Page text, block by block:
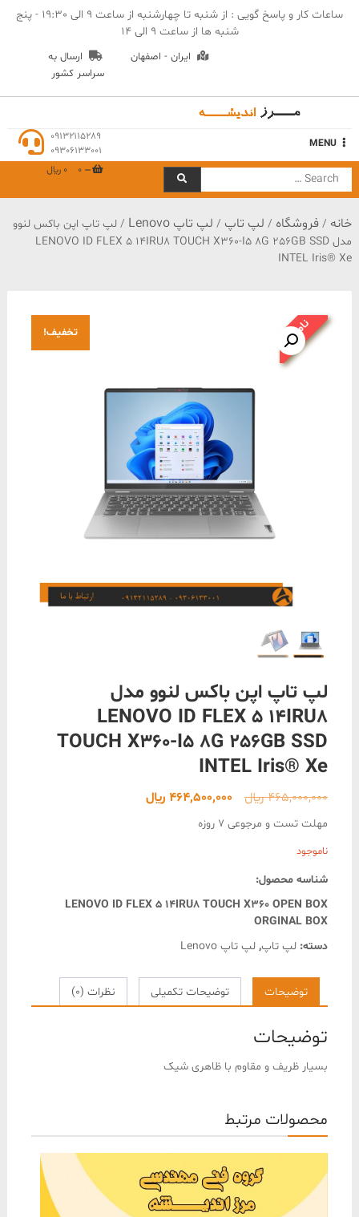
ساعات کار و پاسخ گویی : از شنبه تا چهارشنبه از ساعت 9 الی 19:30 - پنج
شنبه ها از ساعت 9 الی 14
ایران - اصفهان
ارسال به
سراسر کشور
MENU
09132115289
09306133001
Search
for:
0 0 ﷼
خانه / فروشگاه / لپ تاپ / لپ تاپ Lenovo
/ لپ تاپ اپن باکس لنوو
مدل LENOVO ID FLEX 5 14IRU8 TOUCH X360-I5 8G 256GB SSD
INTEL Iris® Xe
تخفیف! ناموجود
لپ تاپ اپن باکس لنوو مدل
LENOVO ID FLEX 5 14IRU8
TOUCH X360-I5 8G 256GB SSD
INTEL Iris® Xe
465,000,000﷼
قیمت
اصلی
464,500,000 ﷼قیمت
مهلت تست و مرجوعی 7 روزه
ناموجود
شناسه محصول:
LENOVO ID FLEX 5 14IRU8 TOUCH X360 OPEN BOX
ORGINAL BOX
دسته: لپ تاپ, لپ تاپ Lenovo
توضیحات توضیحات تکمیلی نظرات (0)
توضیحات
بسیار ظریف و مقاوم با ظاهری شیک
محصولات مرتبط